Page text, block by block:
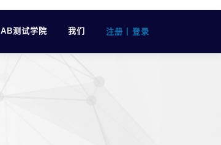
AB测试学院 我们 注册 登录